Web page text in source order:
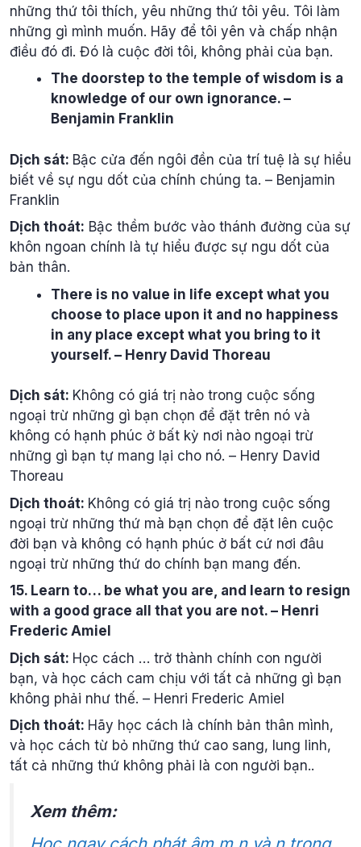
những thứ tôi thích, yêu những thứ tôi yêu. Tôi làm
những gì mình muốn. Hãy để tôi yên và chấp nhận
điều đó đi. Đó là cuộc đời tôi, không phải của bạn.
The doorstep to the temple of wisdom is a
knowledge of our own ignorance. –
Benjamin Franklin
Dịch sát: Bậc cửa đến ngôi đền của trí tuệ là sự hiểu
biết về sự ngu dốt của chính chúng ta. – Benjamin
Franklin
Dịch thoát: Bậc thềm bước vào thánh đường của sự
khôn ngoan chính là tự hiểu được sự ngu dốt của
bản thân.
There is no value in life except what you
choose to place upon it and no happiness
in any place except what you bring to it
yourself. – Henry David Thoreau
Dịch sát: Không có giá trị nào trong cuộc sống
ngoại trừ những gì bạn chọn để đặt trên nó và
không có hạnh phúc ở bất kỳ nơi nào ngoại trừ
những gì bạn tự mang lại cho nó. – Henry David
Thoreau
Dịch thoát: Không có giá trị nào trong cuộc sống
ngoại trừ những thứ mà bạn chọn để đặt lên cuộc
đời bạn và không có hạnh phúc ở bất cứ nơi đâu
ngoại trừ những thứ do chính bạn mang đến.
15. Learn to… be what you are, and learn to resign
with a good grace all that you are not. – Henri
Frederic Amiel
Dịch sát: Học cách … trở thành chính con người
bạn, và học cách cam chịu với tất cả những gì bạn
không phải như thế. – Henri Frederic Amiel
Dịch thoát: Hãy học cách là chính bản thân mình,
và học cách từ bỏ những thứ cao sang, lung linh,
tất cả những thứ không phải là con người bạn..
Xem thêm: